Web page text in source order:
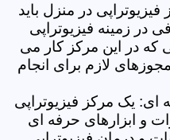
در منزل باید
در زمینه فیزیوتراپی
که در این مرکز کار می
لازم برای انجام
ای: یک مرکز فیزیوتراپی
و ابزارهای حرفه ای